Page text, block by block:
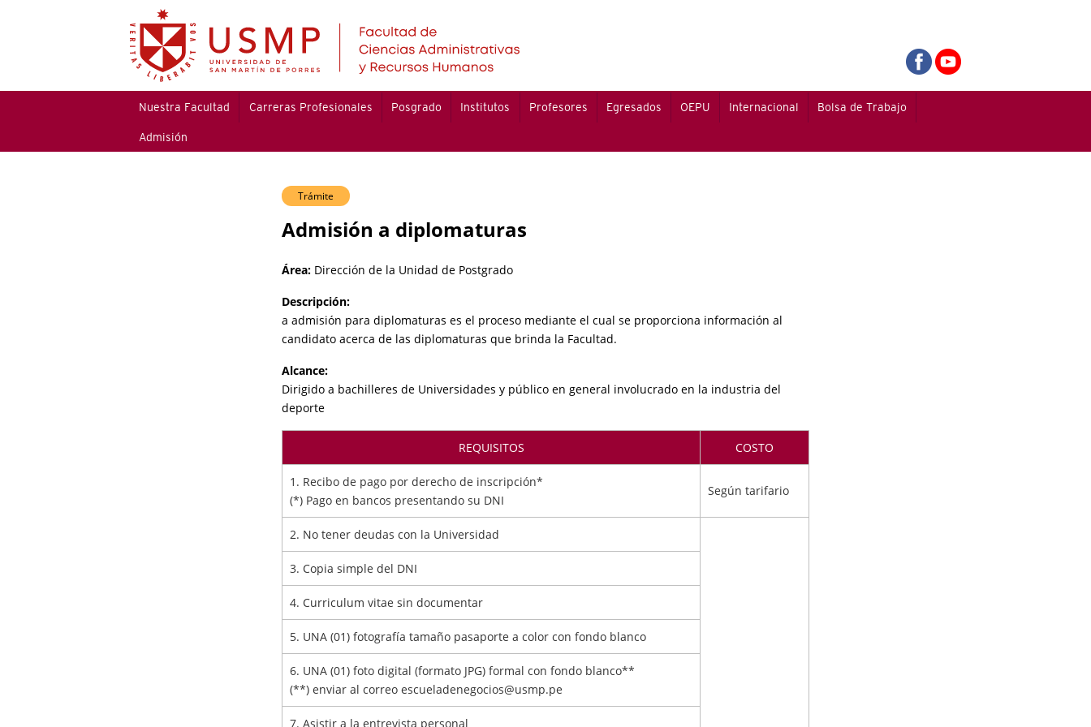
Nuestra Facultad Carreras Profesionales Posgrado Institutos Profesores Egresados OEPU Internacional Bolsa de Trabajo
Admisión
Trámite
Admisión a diplomaturas
Área: Dirección de la Unidad de Postgrado
Descripción:
a admisión para diplomaturas es el proceso mediante el cual se proporciona información al
candidato acerca de las diplomaturas que brinda la Facultad.
Alcance:
Dirigido a bachilleres de Universidades y público en general involucrado en la industria del
deporte
REQUISITOS COSTO
1. Recibo de pago por derecho de inscripción*
(*) Pago en bancos presentando su DNI
Según tarifario
2. No tener deudas con la Universidad
3. Copia simple del DNI
4. Curriculum vitae sin documentar
5. UNA (01) fotografía tamaño pasaporte a color con fondo blanco
6. UNA (01) foto digital (formato JPG) formal con fondo blanco**
(**) enviar al correo escueladenegocios@usmp.pe
7. Asistir a la entrevista personal